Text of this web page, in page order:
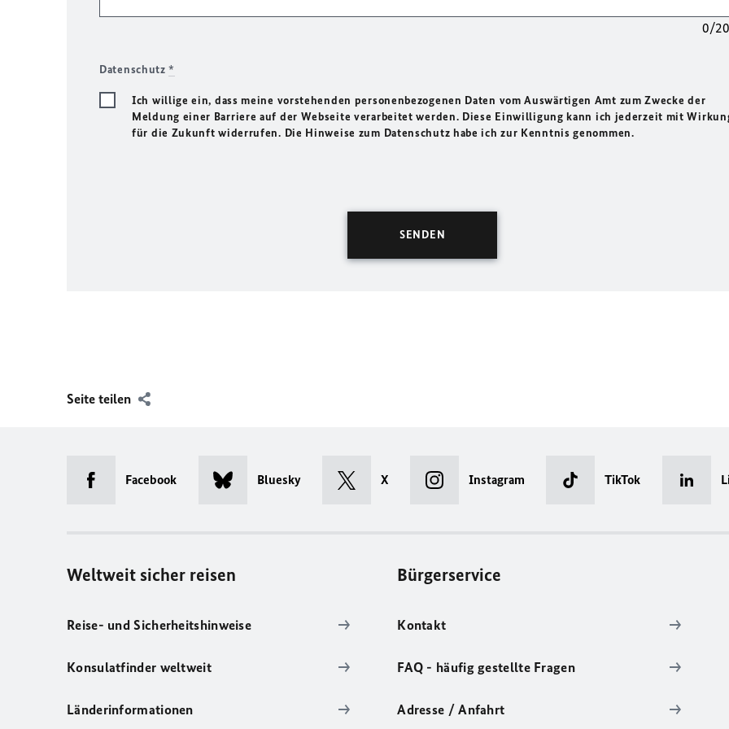
0/
Datenschutz*
Ich willige ein, dass meine vorstehenden personenbezogenen Daten vom Auswärtigen Amt zum Zwecke der
Meldung einer Barriere auf der Webseite verarbeitet werden. Diese Einwilligung kann ich jederzeit mit
für die Zukunft widerrufen. Die Hinweise zum Datenschutz habe ich zur Kenntnis genommen.
Seite teilen
Facebook Bluesky X Instagram TikTok
Weltweit sicher reisen
Reise- und Sicherheitshinweise
Konsulatfinder weltweit
Länderinformationen
Bürgerservice
Kontakt
FAQ - häufig gestellte Fragen
Adresse / Anfahrt